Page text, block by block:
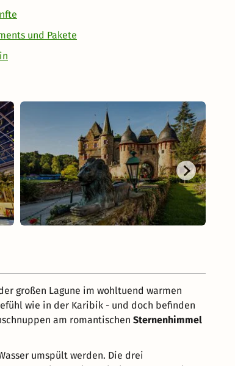
und Pakete
großen Lagune im wohltuend warmen
wie in der Karibik - und doch befinden
am romantischen Sternenhimmel
umspült werden. Die drei